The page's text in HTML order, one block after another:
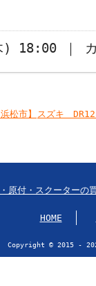
) 18:00 ｜ カ
松市】 スズキ
原付・スクーターの
HOME
Copyright © 2015 -